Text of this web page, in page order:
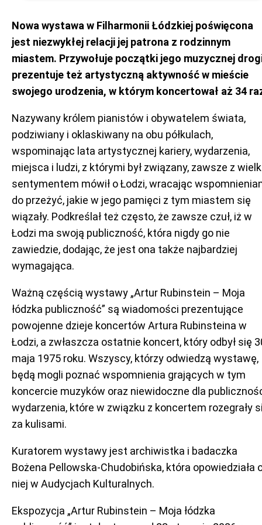
Nowa wystawa w Filharmonii Łódzkiej poświęcona
jest niezwykłej relacji jej patrona z rodzinnym
miastem. Przywołuje początki jego muzycznej
prezentuje też artystyczną aktywność w mieście
swojego urodzenia, w którym koncertował aż 34
Nazywany królem pianistów i obywatelem świata,
podziwiany i oklaskiwany na obu półkulach,
wspominając lata artystycznej kariery, wydarzenia,
miejsca i ludzi, z którymi był związany, zawsze z
sentymentem mówił o Łodzi, wracając
do przeżyć, jakie w jego pamięci z tym miastem się
wiązały. Podkreślał też często, że zawsze czuł, iż w
Łodzi ma swoją publiczność, która nigdy go nie
zawiedzie, dodając, że jest ona także najbardziej
wymagająca.
Ważną częścią wystawy „Artur Rubinstein – Moja
łódzka publiczność” są wiadomości prezentujące
powojenne dzieje koncertów Artura Rubinsteina w
Łodzi, a zwłaszcza ostatnie koncert, który odbył się
maja 1975 roku. Wszyscy, którzy odwiedzą wystawę,
będą mogli poznać wspomnienia grających w tym
koncercie muzyków oraz niewidoczne dla
wydarzenia, które w związku z koncertem rozegrały
za kulisami.
Kuratorem wystawy jest archiwistka i badaczka
Bożena Pellowska-Chudobińska, która opowiedziała
niej w Audycjach Kulturalnych.
Ekspozycja „Artur Rubinstein – Moja łódzka